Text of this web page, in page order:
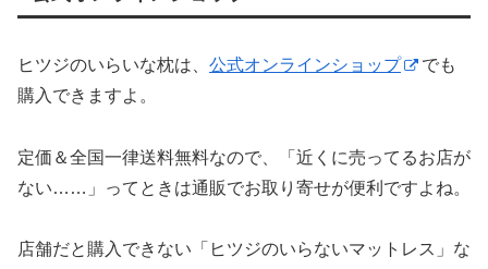
ヒツジのいらいな枕は、 公式オンラインショップ
でも
購入できますよ。
定価＆全国一律送料無料なので、「近くに売ってるお店が
ない……」ってときは通販でお取り寄せが便利ですよね。
店舗だと購入できない「ヒツジのいらないマットレス」な